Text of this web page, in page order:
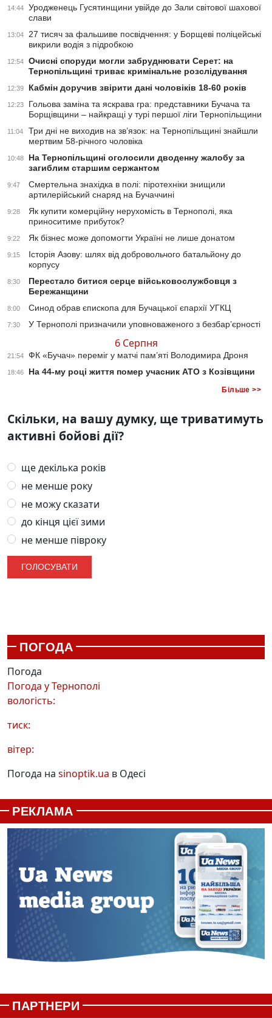
14:44
Уродженець Гусятинщини увійде до Зали світової шахової
слави
13:04
27 тисяч за фальшиве посвідчення: у Борщеві поліцейські
викрили водія з підробкою
12:54
Очисні споруди могли забруднювати Серет: на
Тернопільщині триває кримінальне розслідування
12:39 Кабмін доручив звірити дані чоловіків 18-60 років
12:23
Гольова заміна та яскрава гра: представники Бучача та
Борщівщини – найкращі у турі першої ліги Тернопільщини
11:04
Три дні не виходив на зв’язок: на Тернопільщині знайшли
мертвим 58-річного чоловіка
10:48
На Тернопільщині оголосили дводенну жалобу за
загиблим старшим сержантом
9:47
Смертельна знахідка в полі: піротехніки знищили
артилерійський снаряд на Бучаччині
9:28
Як купити комерційну нерухомість в Тернополі, яка
приноситиме прибуток?
9:22 Як бізнес може допомогти Україні не лише донатом
9:15
Історія Азову: шлях від добровольчого батальйону до
корпусу
8:30
Перестало битися серце військовослужбовця з
Бережанщини
8:00 Синод обрав єпископа для Бучацької єпархії УГКЦ
7:30 У Тернополі призначили уповноваженого з безбар’єрності
6 Серпня
21:54 ФК «Бучач» переміг у матчі пам’яті Володимира Дроня
18:46 На 44-му році життя помер учасник АТО з Козівщини
Більше >>
Скільки, на вашу думку, ще триватимуть
активні бойові дії?
ще декілька років
не менше року
не можу сказати
до кінця цієї зими
не менше півроку
ПОГОДА
Погода
Погода уТернополі
вологість:
тиск:
вітер:
Погода на sinoptik.ua в Одесі
РЕКЛАМА
ПАРТНЕРИ